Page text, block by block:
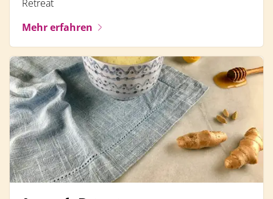
Retreat
Mehr erfahren